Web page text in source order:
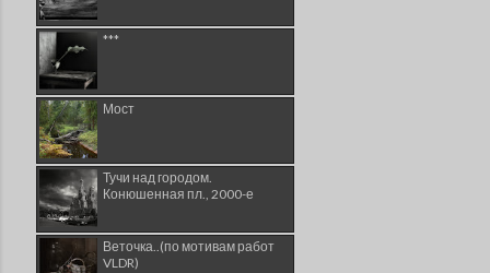
***
Мост
Тучи над городом.
Конюшенная пл., 2000-е
Веточка..(по мотивам работ
VLDR)